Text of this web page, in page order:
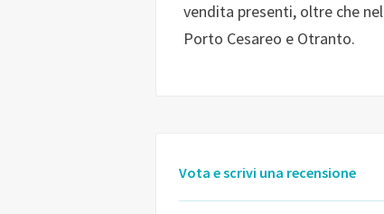
vendita presenti, oltre che nel
Porto Cesareo e Otranto.
Vota e scrivi una recensione